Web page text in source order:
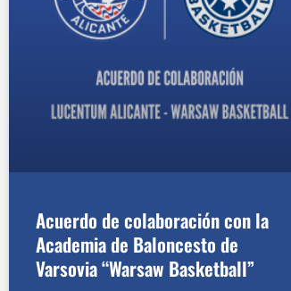
Acuerdo de colaboración con la
Academia de Baloncesto de
Varsovia “Warsaw Basketball”